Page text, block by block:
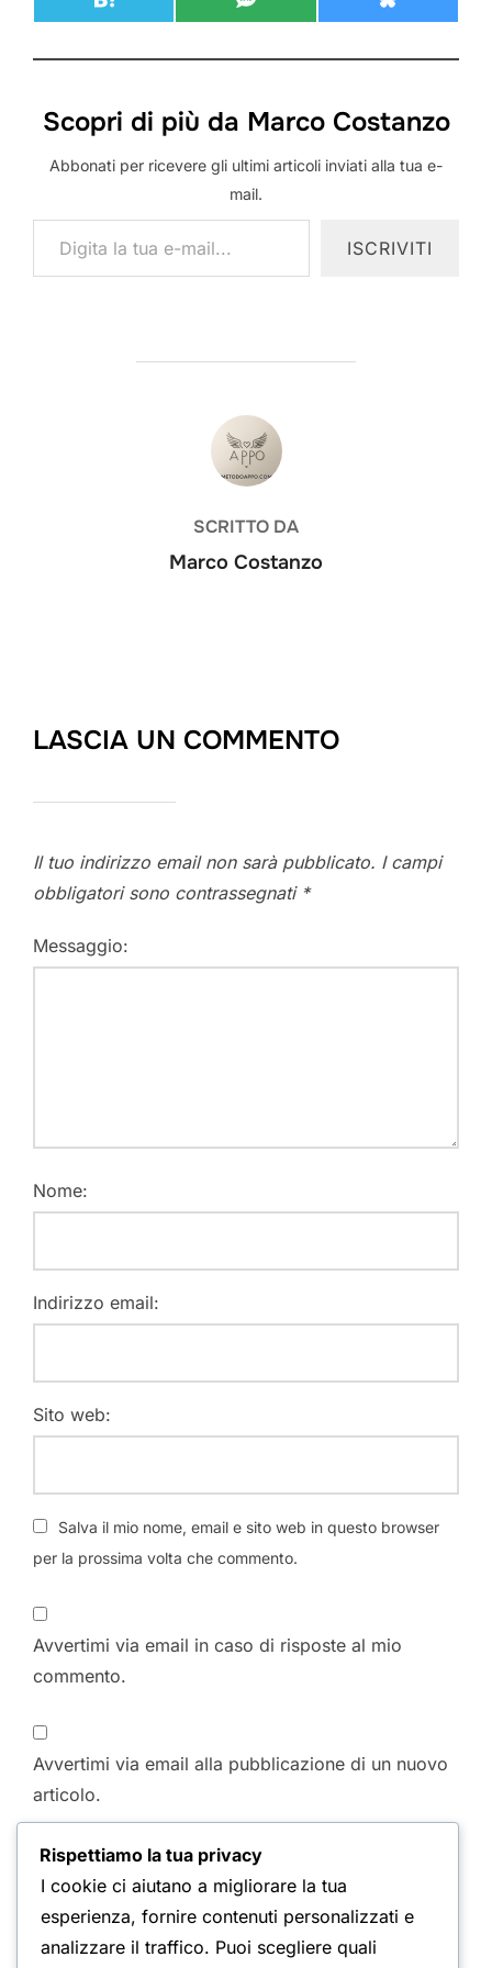
SHARE ON
HATENA SHARE ON
SMS SHARE ON
BLUESKY
Scopri di più da Marco Costanzo
Abbonati per ricevere gli ultimi articoli inviati alla tua e-
mail.
Digita la tua e-mail...
ISCRIVITI
AUTORE DELL'ARTICOLO
SCRITTO DA
Marco Costanzo
LASCIA UN COMMENTO
Il tuo indirizzo email non sarà pubblicato. I campi
obbligatori sono contrassegnati *
Messaggio:
Nome:
Indirizzo email:
Sito web:
Salva il mio nome, email e sito web in questo browser
per la prossima volta che commento.
Avvertimi via email in caso di risposte al mio
commento.
Avvertimi via email alla pubblicazione di un nuovo
articolo.
Rispettiamo la tua privacy
I cookie ci aiutano a migliorare la tua
esperienza, fornire contenuti personalizzati e
analizzare il traffico. Puoi scegliere quali